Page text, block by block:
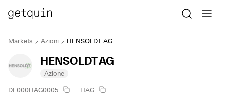
Markets Azioni HENSOLDT AG
HENSOLDT AG
Azione
DE000HAG0005 HAG